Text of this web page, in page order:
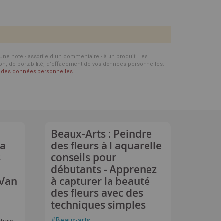
note - assortie d'un commentaire - à un produit. Les
de portabilité, d’effacement de vos données personnelles.
données personnelles
Beaux-Arts : Peindre
des fleurs à l aquarelle
conseils pour
débutants - Apprenez
à capturer la beauté
des fleurs avec des
techniques simples